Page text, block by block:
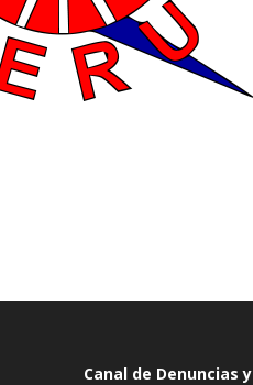
Canal de Denuncias y